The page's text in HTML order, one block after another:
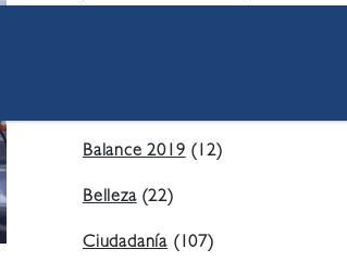
Balance 2019(12)
Belleza(22)
Ciudadanía (107)